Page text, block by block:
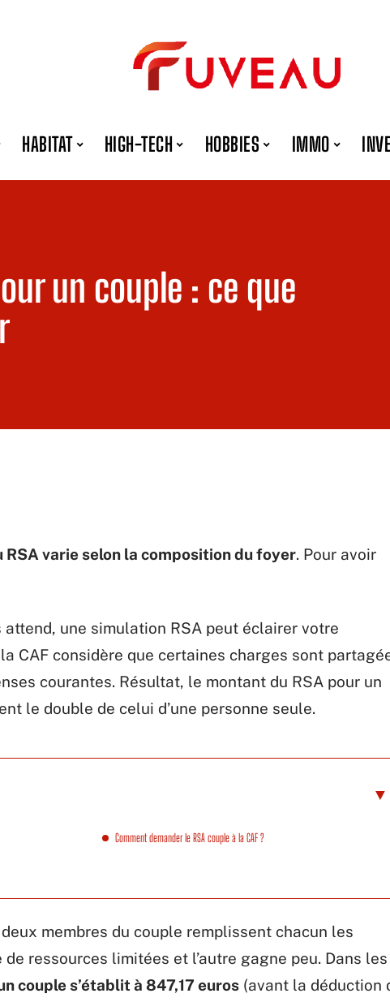
HABITAT HIGH-TECH HOBBIES IMMO
un couple : ce que
RSA varie selon la composition du foyer. Pour avoir
attend, une simulation RSA peut éclairer votre
CAF considère que certaines charges sont
courantes. Résultat, le montant du RSA pour un
le double de celui d’une personne seule.
Comment demander le RSA couple à la CAF ?
membres du couple remplissent chacun les
ressources limitées et l’autre gagne peu. Dans les
couple s’établit à 847,17 euros (avant la déduction